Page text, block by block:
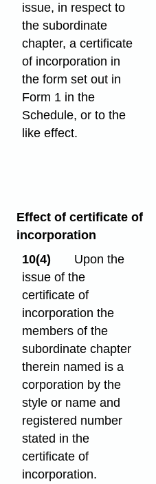
issue, in respect to
the subordinate
chapter, a certificate
of incorporation in
the form set out in
Form 1 in the
Schedule, or to the
like effect.
Effect of certificate of
incorporation
10(4)
Upon the
issue of the
certificate of
incorporation the
members of the
subordinate chapter
therein named is a
corporation by the
style or name and
registered number
stated in the
certificate of
incorporation.